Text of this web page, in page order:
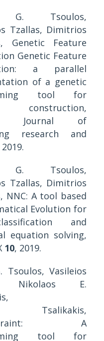
G. Tsoulos,
Tzallas, Dimitrios
Genetic Feature
Genetic Feature
a parallel
of a genetic
tool for
construction,
Journal of
research and
G. Tsoulos,
Tzallas, Dimitrios
NNC: A tool based
Evolution for
and
equation solving,
10, 2019.
Tsoulos, Vasileios
Nikolaos E.
Tsalikakis,
A
tool for